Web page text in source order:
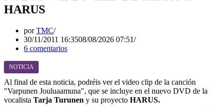
HARUS
porTMC
30/11/2011 16:3508/08/2026 07:51
6 comentarios
NOTICIA
Al final de esta noticia, podréis ver el video clip de la canción
"Varpunen Jouluaamuna", que se incluye en el nuevo DVD de la
vocalista Tarja Turunen y su proyecto HARUS.